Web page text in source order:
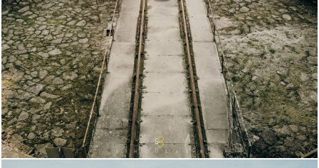
1799 224